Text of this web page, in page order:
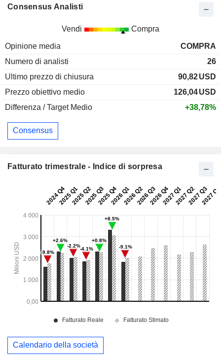
Consensus Analisti
Vendi Compra
Opinione media
COMPRA
Numero di analisti
26
Ultimo prezzo di chiusura
90,82USD
Prezzo obiettivo medio
126,04USD
Differenza / Target Medio
+38,78%
Consensus
Fatturato trimestrale - Indice di sorpresa
Calendario della società